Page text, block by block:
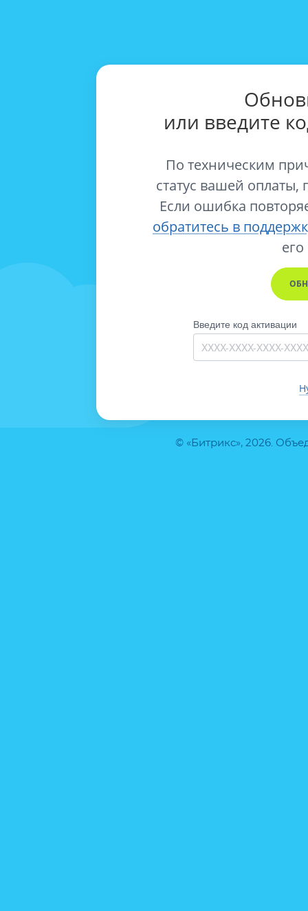
© «Битрикс», 2026.
или введите
По техническим
статус вашей оплаты,
Если ошибка
обратитесь в
его
Введите код активации